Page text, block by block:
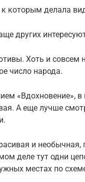
которым делала
других
Хоть и совсем
число народа.
«Вдохновение»,
А еще лучше
и
деле тут одни
местах по